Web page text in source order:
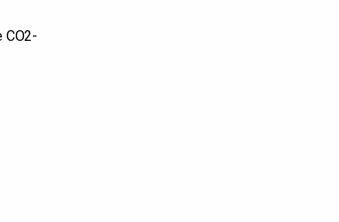
CO2-